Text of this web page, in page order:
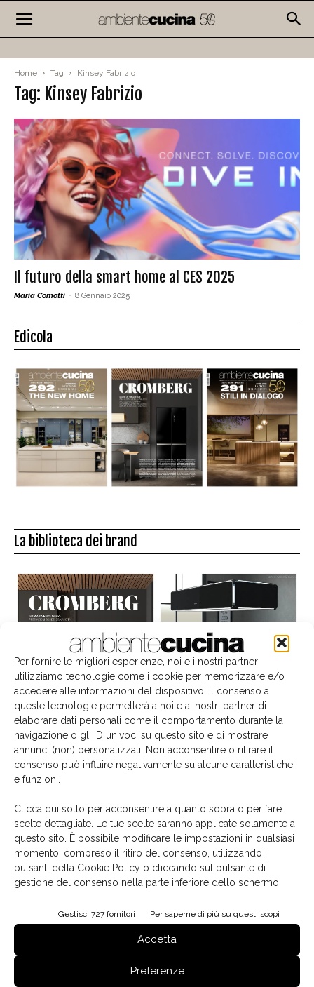
Per fornire le migliori esperienze, noi e i nostri partner
utilizziamo tecnologie come i cookie per memorizzare e/o
accedere alle informazioni del dispositivo. Il consenso a
queste tecnologie permetterà a noi e ai nostri partner di
elaborare dati personali come il comportamento durante la
navigazione o gli ID univoci su questo sito e di mostrare
annunci (non) personalizzati. Non acconsentire o ritirare il
consenso può influire negativamente su alcune caratteristiche
e funzioni.
Clicca qui sotto per acconsentire a quanto sopra o per fare
scelte dettagliate. Le tue scelte saranno applicate solamente a
questo sito. È possibile modificare le impostazioni in qualsiasi
momento, compreso il ritiro del consenso, utilizzando i
pulsanti della Cookie Policy o cliccando sul pulsante di
gestione del consenso nella parte inferiore dello schermo.
Gestisci 727 fornitori Per saperne di più su questi scopi
Accetta
Preferenze
Home Tag Kinsey Fabrizio
Tag: Kinsey Fabrizio
Il futuro della smart home al CES 2025
Maria Comotti - 8 Gennaio 2025
Edicola
La biblioteca dei brand